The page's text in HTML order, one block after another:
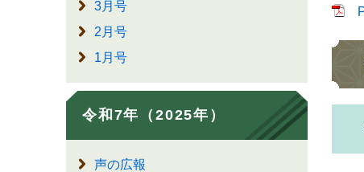
3月号
2月号
1月号
令和7年（2025年）
声の広報